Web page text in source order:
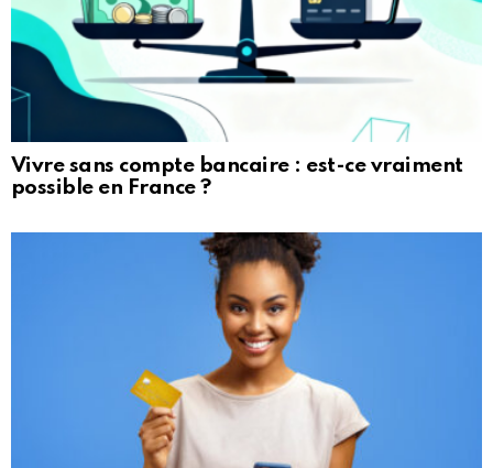
Vivre sans compte bancaire : est-ce vraiment
possible en France ?